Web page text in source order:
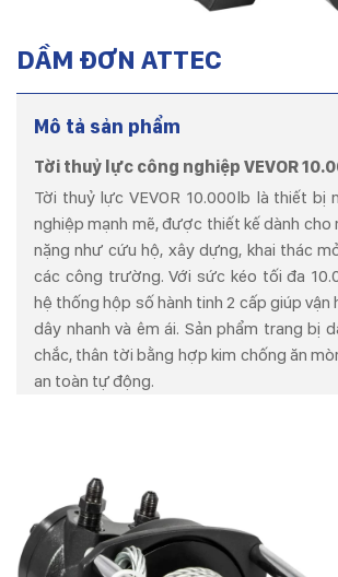
DẦM ĐƠN ATTEC
Mô tả sản phẩm
Tời thuỷ lực công nghiệp VEVOR
Tời thuỷ lực VEVOR 10.000lb là thiết bị
nghiệp mạnh mẽ, được thiết kế dành cho
nặng như cứu hộ, xây dựng, khai thác
các công trường. Với sức kéo tối đa
hệ thống hộp số hành tinh 2 cấp giúp vận
dây nhanh và êm ái. Sản phẩm trang bị
chắc, thân tời bằng hợp kim chống ăn
an toàn tự động.